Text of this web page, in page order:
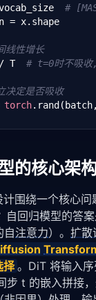
#
= x.shape
线性增长
/ T
# t=0时不吸
决定是否吸收
torch
absorb_mask
步吸收
10, 20,
的核心架
围绕一个核心问
自回归模型的答
自注意力）。 扩散
择 。DiT 将输入